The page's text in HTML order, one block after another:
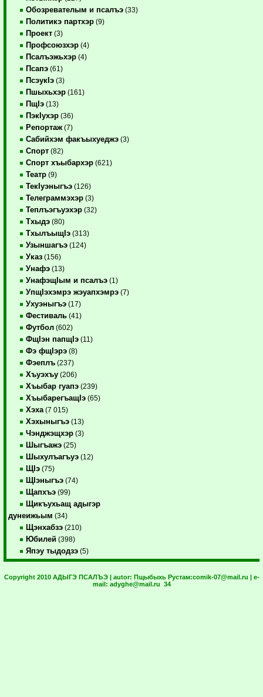
Обозревателым и псалъэ (33)
Политикэ партхэр (9)
Проект (3)
Профсоюзхэр (4)
Псалъэжьхэр (4)
Псапэ (61)
ПсэукIэ (3)
Пшыхьхэр (161)
ПщIэ (13)
ПэкIухэр (36)
Репортаж (7)
Сабийхэм факъыхуеджэ (3)
Спорт (82)
Спорт хъыбархэр (621)
Театр (9)
ТекIуэныгъэ (126)
Телеграммэхэр (3)
Теплъэгъуэхэр (32)
Тхыдэ (80)
ТхылъыщIэ (313)
Узыншагъэ (124)
Указ (156)
Унафэ (13)
УнафэщIым и псалъэ (1)
УпщIэхэмрэ жэуапхэмрэ (7)
Ухуэныгъэ (17)
Фестиваль (41)
Футбол (602)
ФщIэн папщIэ (11)
Фэ фщIэрэ (8)
Фэеплъ (237)
Хъуэхъу (206)
Хъыбар гуапэ (239)
ХъыбарегъащIэ (65)
Хэха (7 015)
Хэхыныгъэ (13)
Чэнджэщхэр (3)
Шыгъажэ (25)
Шыхулъагъуэ (12)
ЩIэ (75)
ЩIэныгъэ (74)
Щапхъэ (99)
Щикъухьащ адыгэр
дунеижьым (34)
Щэнхабзэ (210)
Юбилей (398)
Япэу тыдодзэ (5)
Copyright 2010 АДЫГЭ ПСАЛЪЭ | autor: Пщыбыхь Рустам:comik-07@mail.ru | e-
mail: adyghe@mail.ru 34